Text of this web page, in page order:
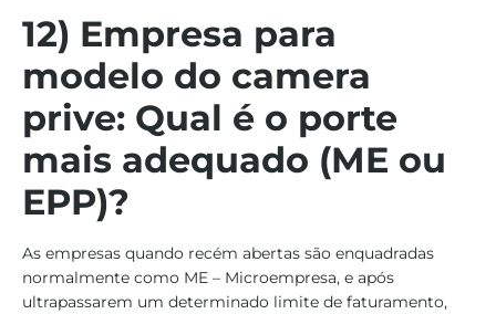
12) Empresa para
modelo do camera
prive: Qual é o porte
mais adequado (ME ou
EPP)?
As empresas quando recém abertas são enquadradas
normalmente como ME – Microempresa, e após
ultrapassarem um determinado limite de faturamento,